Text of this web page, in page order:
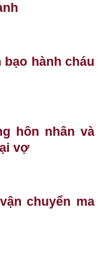
bạo hành cháu
hôn nhân và
vợ
chuyển ma